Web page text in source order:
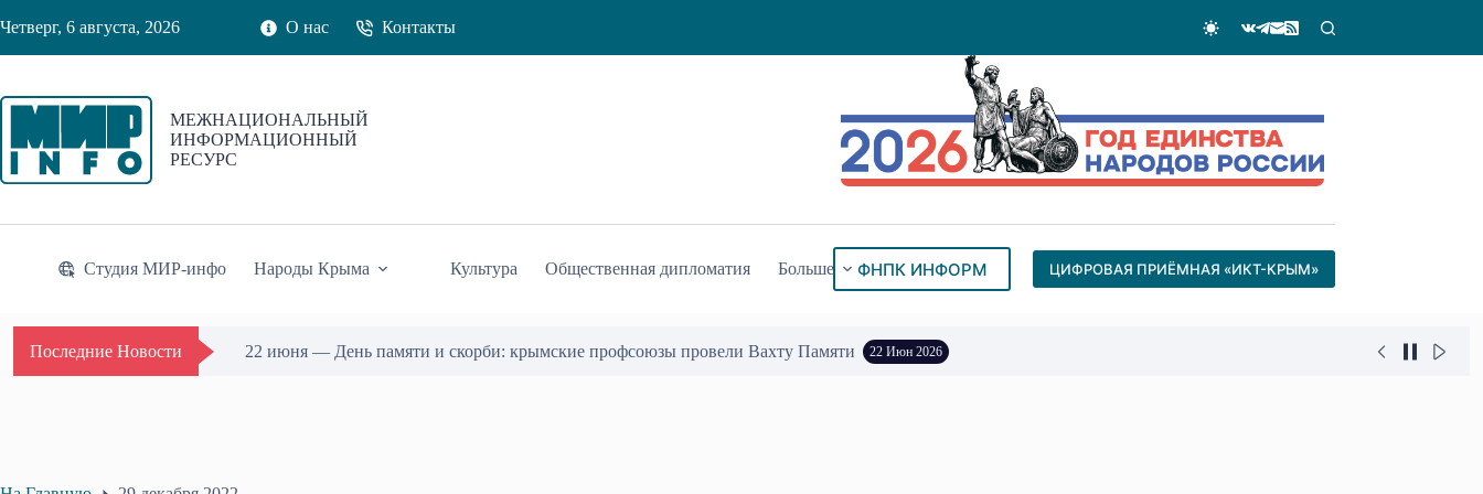
к
Четверг, 6 августа, 2026 О нас Контакты
МЕЖНАЦИОНАЛЬНЫЙ
ИНФОРМАЦИОННЫЙ
РЕСУРС
Студия МИР-инфо Народы Крыма Культура Общественная дипломатия Больше ФНПК ИНФОРМ ЦИФРОВАЯ ПРИЁМНАЯ «ИКТ-КРЫМ»
Последние Новости 22 июня — День памяти и скорби: крымские профсоюзы провели Вахту Памяти 22 Июн 2026